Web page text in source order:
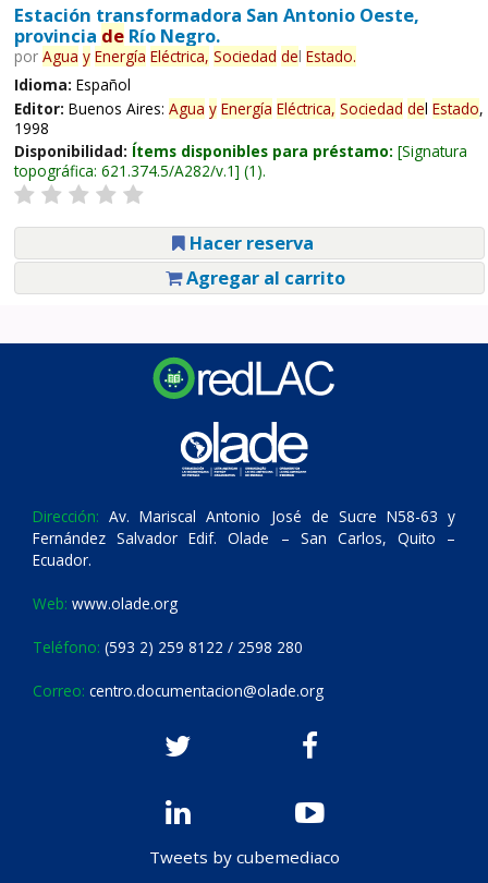
Estación transformadora San Antonio Oeste,
provincia deRío Negro.
por Agua y Energía Eléctrica, Sociedad del Estado.
Idioma: Español
Editor: Buenos Aires: Agua y Energía Eléctrica, Sociedad del Estado,
1998
Disponibilidad: Ítems disponibles para préstamo: Signatura
topográfica: 621.374.5/A282/v.1 (1).
Hacer reserva
Agregar al carrito
Dirección: Av. Mariscal Antonio José de Sucre N58-63 y
Fernández Salvador Edif. Olade – San Carlos, Quito –
Ecuador.
Web: www.olade.org
Teléfono: (593 2) 259 8122 / 2598 280
Correo: centro.documentacion@olade.org
Tweets by cubemediaco